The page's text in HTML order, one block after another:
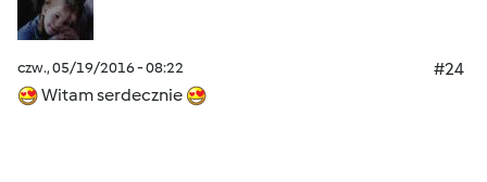
czw., 05/19/2016 - 08:22
#24
Witam serdecznie